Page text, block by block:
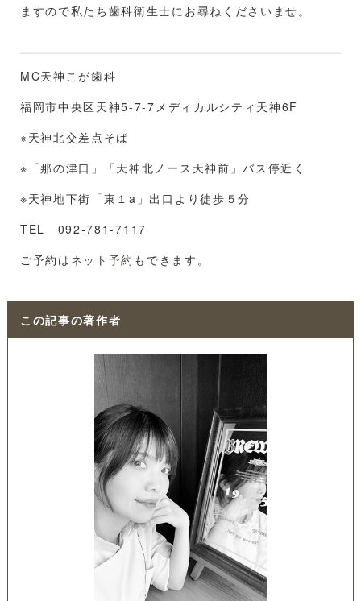
ますので私たち歯科衛生士にお尋ねくださいませ。
MC天神こが歯科
福岡市中央区天神5-7-7メディカルシティ天神6F
※天神北交差点そば
※「那の津口」「天神北ノース天神前」バス停近く
※天神地下街「東１a」出口より徒歩５分
TEL 092-781-7117
ご予約は ネット予約 もできます。
この記事の著作者